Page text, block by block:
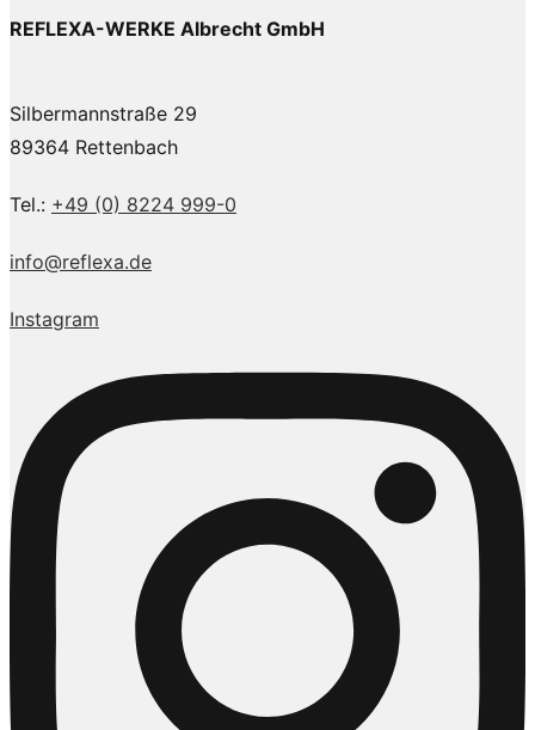
REFLEXA-WERKE Albrecht GmbH
Silbermannstraße 29
89364 Rettenbach
Tel.: +49 (0) 8224 999-0
info@reflexa.de
Instagram